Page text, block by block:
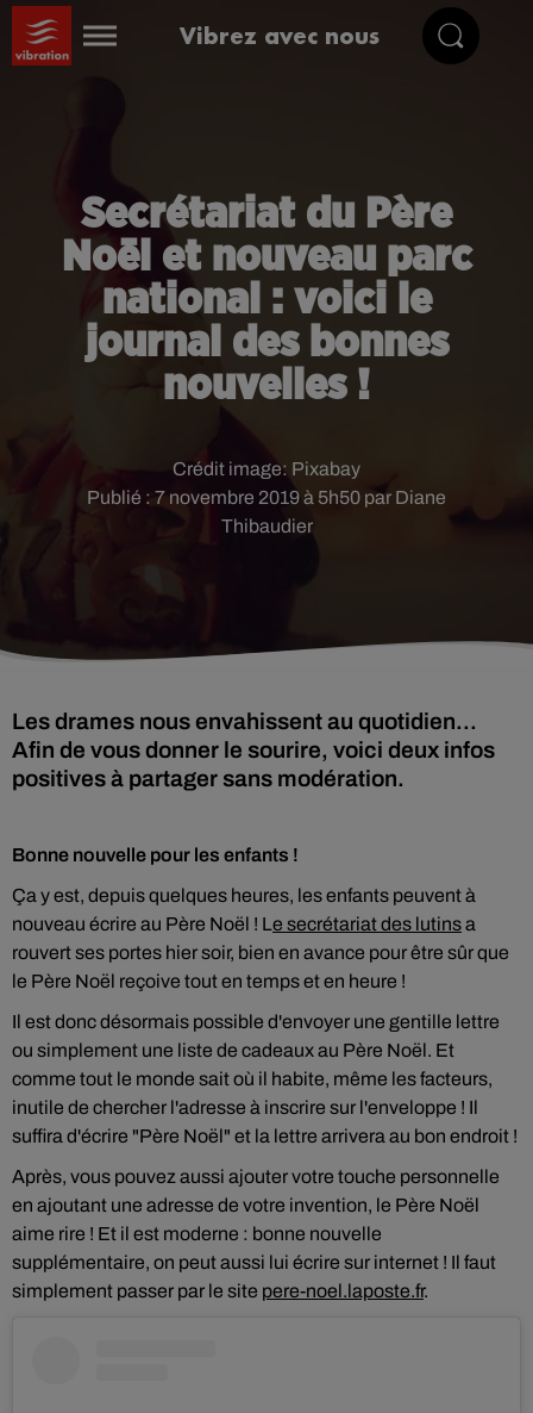
Vibrez avec nous
Secrétariat du Père
Noël et nouveau parc
national : voici le
journal des bonnes
nouvelles !
Publié : 7 novembre 2019 à 5h50 par Diane
Thibaudier
Crédit image: Pixabay
Les drames nous envahissent au quotidien...
Afin de vous donner le sourire, voici deux infos
positives à partager sans modération.
Bonne nouvelle pour les enfants !
Ça y est, depuis quelques heures, les enfants peuvent à
nouveau écrire au Père Noël ! Le secrétariat des lutinsa
rouvert ses portes hier soir, bien en avance pour être sûr que
le Père Noël reçoive tout en temps et en heure !
Il est donc désormais possible d'envoyer une gentille lettre
ou simplement une liste de cadeaux au Père Noël. Et
comme tout le monde sait où il habite, même les facteurs,
inutile de chercher l'adresse à inscrire sur l'enveloppe ! Il
suffira d'écrire "Père Noël" et la lettre arrivera au bon endroit !
Après, vous pouvez aussi ajouter votre touche personnelle
en ajoutant une adresse de votre invention, le Père Noël
aime rire ! Et il est moderne : bonne nouvelle
supplémentaire, on peut aussi lui écrire sur internet ! Il faut
simplement passer par le site pere-noel.laposte.fr.